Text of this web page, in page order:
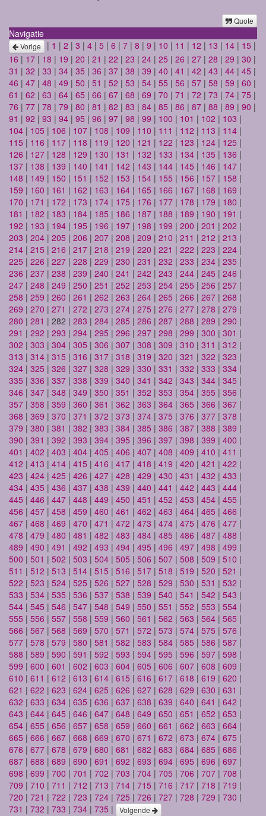
Quote
Navigatie
Vorige | 1 | 2 | 3 | 4 | 5 | 6 | 7 | 8 | 9 | 10 | 11 | 12 | 13 | 14 | 15 |
16 | 17 | 18 | 19 | 20 | 21 | 22 | 23 | 24 | 25 | 26 | 27 | 28 | 29 | 30 |
31 | 32 | 33 | 34 | 35 | 36 | 37 | 38 | 39 | 40 | 41 | 42 | 43 | 44 | 45 |
46 | 47 | 48 | 49 | 50 | 51 | 52 | 53 | 54 | 55 | 56 | 57 | 58 | 59 | 60 |
61 | 62 | 63 | 64 | 65 | 66 | 67 | 68 | 69 | 70 | 71 | 72 | 73 | 74 | 75 |
76 | 77 | 78 | 79 | 80 | 81 | 82 | 83 | 84 | 85 | 86 | 87 | 88 | 89 | 90 |
91 | 92 | 93 | 94 | 95 | 96 | 97 | 98 | 99 | 100 | 101 | 102 | 103 |
104 | 105 | 106 | 107 | 108 | 109 | 110 | 111 | 112 | 113 | 114 |
115 | 116 | 117 | 118 | 119 | 120 | 121 | 122 | 123 | 124 | 125 |
126 | 127 | 128 | 129 | 130 | 131 | 132 | 133 | 134 | 135 | 136 |
137 | 138 | 139 | 140 | 141 | 142 | 143 | 144 | 145 | 146 | 147 |
148 | 149 | 150 | 151 | 152 | 153 | 154 | 155 | 156 | 157 | 158 |
159 | 160 | 161 | 162 | 163 | 164 | 165 | 166 | 167 | 168 | 169 |
170 | 171 | 172 | 173 | 174 | 175 | 176 | 177 | 178 | 179 | 180 |
181 | 182 | 183 | 184 | 185 | 186 | 187 | 188 | 189 | 190 | 191 |
192 | 193 | 194 | 195 | 196 | 197 | 198 | 199 | 200 | 201 | 202 |
203 | 204 | 205 | 206 | 207 | 208 | 209 | 210 | 211 | 212 | 213 |
214 | 215 | 216 | 217 | 218 | 219 | 220 | 221 | 222 | 223 | 224 |
225 | 226 | 227 | 228 | 229 | 230 | 231 | 232 | 233 | 234 | 235 |
236 | 237 | 238 | 239 | 240 | 241 | 242 | 243 | 244 | 245 | 246 |
247 | 248 | 249 | 250 | 251 | 252 | 253 | 254 | 255 | 256 | 257 |
258 | 259 | 260 | 261 | 262 | 263 | 264 | 265 | 266 | 267 | 268 |
269 | 270 | 271 | 272 | 273 | 274 | 275 | 276 | 277 | 278 | 279 |
280 | 281 | 282 | 283 | 284 | 285 | 286 | 287 | 288 | 289 | 290 |
291 | 292 | 293 | 294 | 295 | 296 | 297 | 298 | 299 | 300 | 301 |
302 | 303 | 304 | 305 | 306 | 307 | 308 | 309 | 310 | 311 | 312 |
313 | 314 | 315 | 316 | 317 | 318 | 319 | 320 | 321 | 322 | 323 |
324 | 325 | 326 | 327 | 328 | 329 | 330 | 331 | 332 | 333 | 334 |
335 | 336 | 337 | 338 | 339 | 340 | 341 | 342 | 343 | 344 | 345 |
346 | 347 | 348 | 349 | 350 | 351 | 352 | 353 | 354 | 355 | 356 |
357 | 358 | 359 | 360 | 361 | 362 | 363 | 364 | 365 | 366 | 367 |
368 | 369 | 370 | 371 | 372 | 373 | 374 | 375 | 376 | 377 | 378 |
379 | 380 | 381 | 382 | 383 | 384 | 385 | 386 | 387 | 388 | 389 |
390 | 391 | 392 | 393 | 394 | 395 | 396 | 397 | 398 | 399 | 400 |
401 | 402 | 403 | 404 | 405 | 406 | 407 | 408 | 409 | 410 | 411 |
412 | 413 | 414 | 415 | 416 | 417 | 418 | 419 | 420 | 421 | 422 |
423 | 424 | 425 | 426 | 427 | 428 | 429 | 430 | 431 | 432 | 433 |
434 | 435 | 436 | 437 | 438 | 439 | 440 | 441 | 442 | 443 | 444 |
445 | 446 | 447 | 448 | 449 | 450 | 451 | 452 | 453 | 454 | 455 |
456 | 457 | 458 | 459 | 460 | 461 | 462 | 463 | 464 | 465 | 466 |
467 | 468 | 469 | 470 | 471 | 472 | 473 | 474 | 475 | 476 | 477 |
478 | 479 | 480 | 481 | 482 | 483 | 484 | 485 | 486 | 487 | 488 |
489 | 490 | 491 | 492 | 493 | 494 | 495 | 496 | 497 | 498 | 499 |
500 | 501 | 502 | 503 | 504 | 505 | 506 | 507 | 508 | 509 | 510 |
511 | 512 | 513 | 514 | 515 | 516 | 517 | 518 | 519 | 520 | 521 |
522 | 523 | 524 | 525 | 526 | 527 | 528 | 529 | 530 | 531 | 532 |
533 | 534 | 535 | 536 | 537 | 538 | 539 | 540 | 541 | 542 | 543 |
544 | 545 | 546 | 547 | 548 | 549 | 550 | 551 | 552 | 553 | 554 |
555 | 556 | 557 | 558 | 559 | 560 | 561 | 562 | 563 | 564 | 565 |
566 | 567 | 568 | 569 | 570 | 571 | 572 | 573 | 574 | 575 | 576 |
577 | 578 | 579 | 580 | 581 | 582 | 583 | 584 | 585 | 586 | 587 |
588 | 589 | 590 | 591 | 592 | 593 | 594 | 595 | 596 | 597 | 598 |
599 | 600 | 601 | 602 | 603 | 604 | 605 | 606 | 607 | 608 | 609 |
610 | 611 | 612 | 613 | 614 | 615 | 616 | 617 | 618 | 619 | 620 |
621 | 622 | 623 | 624 | 625 | 626 | 627 | 628 | 629 | 630 | 631 |
632 | 633 | 634 | 635 | 636 | 637 | 638 | 639 | 640 | 641 | 642 |
643 | 644 | 645 | 646 | 647 | 648 | 649 | 650 | 651 | 652 | 653 |
654 | 655 | 656 | 657 | 658 | 659 | 660 | 661 | 662 | 663 | 664 |
665 | 666 | 667 | 668 | 669 | 670 | 671 | 672 | 673 | 674 | 675 |
676 | 677 | 678 | 679 | 680 | 681 | 682 | 683 | 684 | 685 | 686 |
687 | 688 | 689 | 690 | 691 | 692 | 693 | 694 | 695 | 696 | 697 |
698 | 699 | 700 | 701 | 702 | 703 | 704 | 705 | 706 | 707 | 708 |
709 | 710 | 711 | 712 | 713 | 714 | 715 | 716 | 717 | 718 | 719 |
720 | 721 | 722 | 723 | 724 | 725 | 726 | 727 | 728 | 729 | 730 |
731 | 732 | 733 | 734 | 735 | Volgende